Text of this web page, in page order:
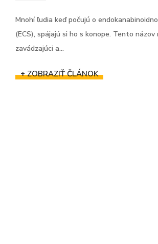
Mnohí ľudia keď počujú o
(ECS), spájajú si ho s konope. Tento názov
zavádzajúci a...
+ ZOBRAZIŤ ČLÁNOK